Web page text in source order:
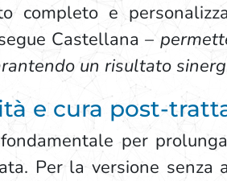
completo e
Castellana –
un risultato
e cura post-
per
Per la versione